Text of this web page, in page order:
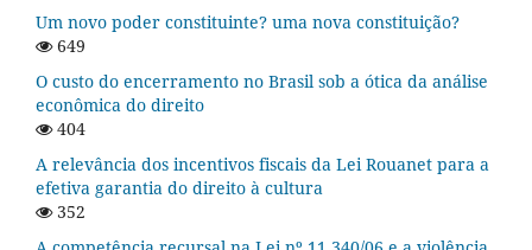
Um novo poder constituinte? uma nova constituição?
649
O custo do encerramento no Brasil sob a ótica da análise
econômica do direito
404
A relevância dos incentivos fiscais da Lei Rouanet para a
efetiva garantia do direito à cultura
352